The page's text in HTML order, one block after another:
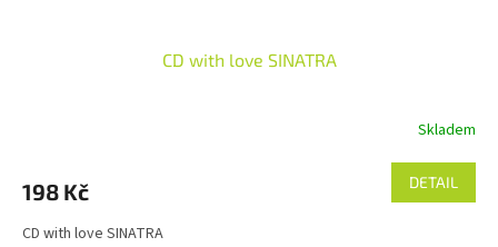
CD with love SINATRA
Skladem
198 Kč DETAIL
CD with love SINATRA